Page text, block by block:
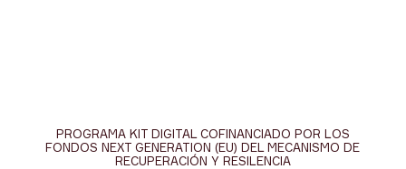
PROGRAMA KIT DIGITAL COFINANCIADO POR LOS
FONDOS NEXT GENERATION (EU) DEL MECANISMO DE
RECUPERACIÓN Y RESILENCIA